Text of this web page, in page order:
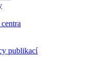
publikací